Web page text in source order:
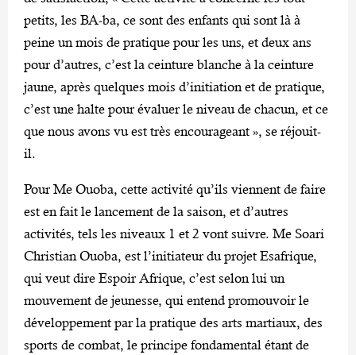
petits, les BA-ba, ce sont des enfants qui sont là à
peine un mois de pratique pour les uns, et deux ans
pour d’autres, c’est la ceinture blanche à la ceinture
jaune, après quelques mois d’initiation et de pratique,
c’est une halte pour évaluer le niveau de chacun, et ce
que nous avons vu est très encourageant », se réjouit-
il.
Pour Me Ouoba, cette activité qu’ils viennent de faire
est en fait le lancement de la saison, et d’autres
activités, tels les niveaux 1 et 2 vont suivre. Me Soari
Christian Ouoba, est l’initiateur du projet Esafrique,
qui veut dire Espoir Afrique, c’est selon lui un
mouvement de jeunesse, qui entend promouvoir le
développement par la pratique des arts martiaux, des
sports de combat, le principe fondamental étant de